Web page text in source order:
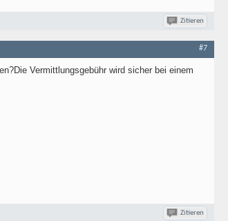
Zitieren
#7
Vermittlungsgebühr wird sicher bei einem
Zitieren